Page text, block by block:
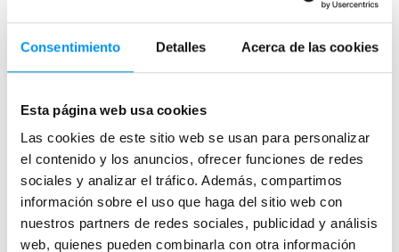
Consentimiento Detalles Acerca de las cookies
Esta página web usa cookies
Las cookies de este sitio web se usan para personalizar
el contenido y los anuncios, ofrecer funciones de redes
sociales y analizar el tráfico. Además, compartimos
información sobre el uso que haga del sitio web con
nuestros partners de redes sociales, publicidad y análisis
web, quienes pueden combinarla con otra información
Mamparas de bañera abatibles
Mamparas de bañera correderas
Mamparas de bañera sin perfilería
Plegables
Mamparas de ducha
Frontales
Mamparas rectangulares